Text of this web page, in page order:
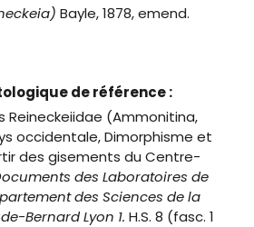
) Bayle, 1878, emend.
de référence :
Reineckeiidae (Ammonitina,
occidentale, Dimorphisme et
des gisements du Centre-
des Laboratoires de
des Sciences de la
Bernard Lyon 1. H.S. 8 (fasc. 1